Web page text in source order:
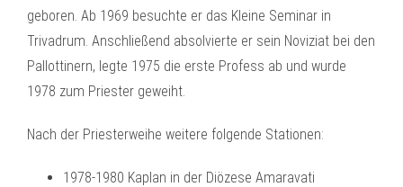
geboren. Ab 1969 besuchte er das Kleine Seminar in
Trivadrum. Anschließend absolvierte er sein Noviziat bei den
Pallottinern, legte 1975 die erste Profess ab und wurde
1978 zum Priester geweiht.
Nach der Priesterweihe weitere folgende Stationen:
1978-1980 Kaplan in der Diözese Amaravati